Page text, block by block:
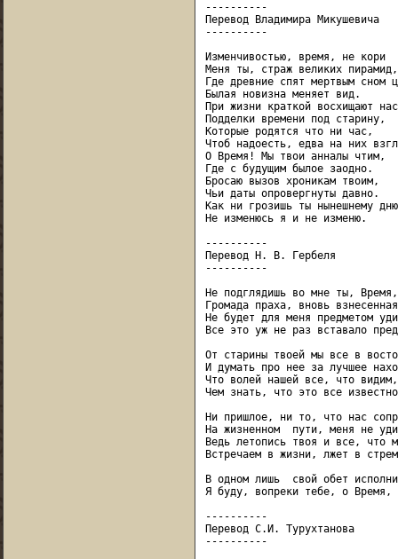
----------
Перевод Владимира Микушевича
----------
Изменчивостью, время, не кори
Меня ты, страж великих пирамид,
Где древние спят мертвым сном
Былая новизна меняет вид.
При жизни краткой восхищают нас
Подделки времени под старину,
Которые родятся что ни час,
Чтоб надоесть, едва на них
О Время! Мы твои анналы чтим,
Где с будущим былое заодно.
Бросаю вызов хроникам твоим,
Чьи даты опровергнуты давно.
Как ни грозишь ты нынешнему
Не изменюсь я и не изменю.
----------
Перевод Н. В. Гербеля
----------
Не подглядишь во мне ты,
Громада праха, вновь
Не будет для меня предметом
Все это уж не раз вставало
От старины твоей мы все в
И думать про нее за лучшее
Что волей нашей все, что
Чем знать, что это все
Ни пришлое, ни то, что нас
На жизненном  пути, меня не
Ведь летопись твоя и все, что
Встречаем в жизни, лжет в
В одном лишь  свой обет
Я буду, вопреки тебе, о Время,
----------
Перевод С.И. Турухтанова
----------